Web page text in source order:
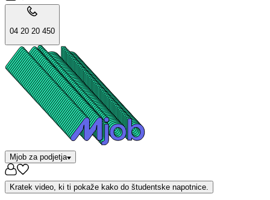
04 20 20 450
Mjob za podjetja
Kratek video, ki ti pokaže kako do študentske napotnice.